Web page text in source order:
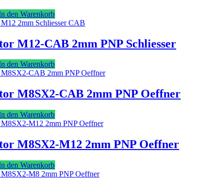
den Warenkorb
M12-CAB 2mm PNP Schliesser
den Warenkorb
M8SX2-CAB 2mm PNP Oeffner
den Warenkorb
M8SX2-M12 2mm PNP Oeffner
den Warenkorb